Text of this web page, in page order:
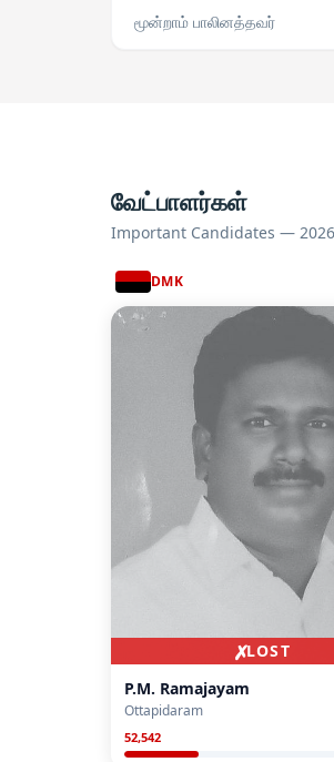
மூன்றாம் பாலினத்தவர்
வேட்பாளர்கள்
Important Candidates —
DMK
✗LOST
P.M. Ramajayam
Ottapidaram
52,542